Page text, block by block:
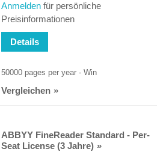
Anmelden für persönliche
Preisinformationen
Details
50000 pages per year - Win
Vergleichen
ABBYY FineReader Standard - Per-
Seat License (3 Jahre)